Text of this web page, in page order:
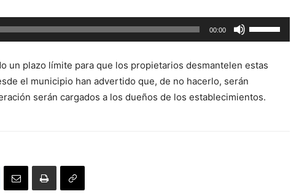
para
aumentar
disminuir
volumen.
00:00
Utiliza
las
de
arriba/abajo
un plazo límite para que los propietarios desmantelen estas
el municipio han advertido que, de no hacerlo, serán
serán cargados a los dueños de los establecimientos.